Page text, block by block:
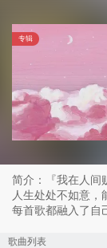
专辑
简介：『我在人间
人生处处不如意，
每首歌都融入了自
唱功逐渐精进的同
歌曲列表